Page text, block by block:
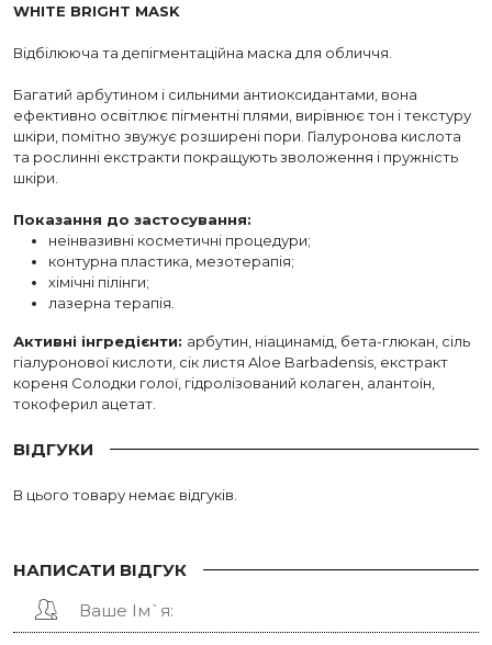
WHITE BRIGHT MASK
Відбілююча та депігментаційна маска для обличчя.
Багатий арбутином і сильними антиоксидантами, вона
ефективно освітлює пігментні плями, вирівнює тон і текстуру
шкіри, помітно звужує розширені пори. Гіалуронова кислота
та рослинні екстракти покращують зволоження і пружність
шкіри.
Показання до застосування:
неінвазивні косметичні процедури;
контурна пластика, мезотерапія;
хімічні пілінги;
лазерна терапія.
Активні інгредієнти: арбутин, ніацинамід, бета-глюкан, сіль
гіалуронової кислоти, сік листя Aloe Barbadensis, екстракт
кореня Солодки голої, гідролізований колаген, алантоїн,
токоферил ацетат.
ВІДГУКИ
В цього товару немає відгуків.
НАПИСАТИ ВІДГУК